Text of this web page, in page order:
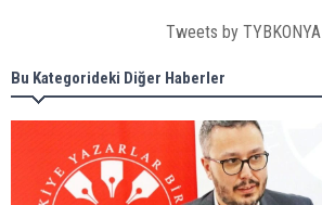
Tweets by TYBKONYA
Bu Kategorideki Diğer Haberler